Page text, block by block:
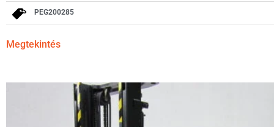
PEG200285
Megtekintés